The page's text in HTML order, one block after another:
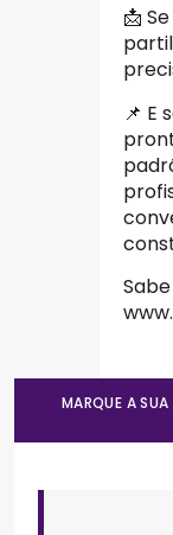
📩
📌 E
MARQUE A